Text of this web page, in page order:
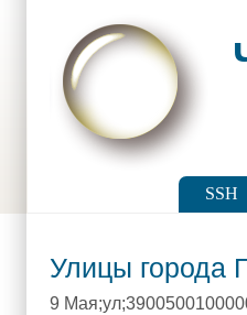
SSH
Улицы города
9